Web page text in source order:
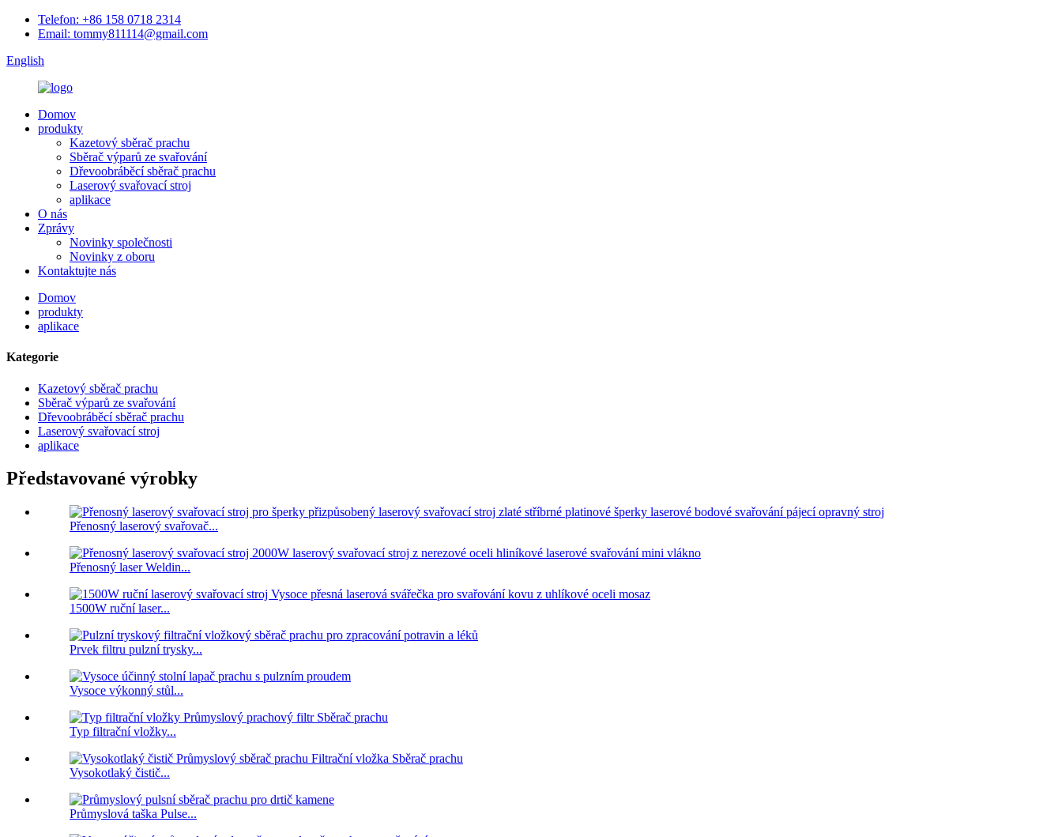
Telefon: +86 158 0718 2314
Email: tommy811114@gmail.com
English
Domov
produkty
Kazetový sběrač prachu
Sběrač výparů ze svařování
Dřevoobráběcí sběrač prachu
Laserový svařovací stroj
aplikace
O nás
Zprávy
Novinky společnosti
Novinky z oboru
Kontaktujte nás
Domov
produkty
aplikace
Kategorie
Kazetový sběrač prachu
Sběrač výparů ze svařování
Dřevoobráběcí sběrač prachu
Laserový svařovací stroj
aplikace
Představované výrobky
Přenosný laserový svařovač...
Přenosný laser Weldin...
1500W ruční laser...
Prvek filtru pulzní trysky...
Vysoce výkonný stůl...
Typ filtrační vložky...
Vysokotlaký čistič...
Průmyslová taška Pulse...